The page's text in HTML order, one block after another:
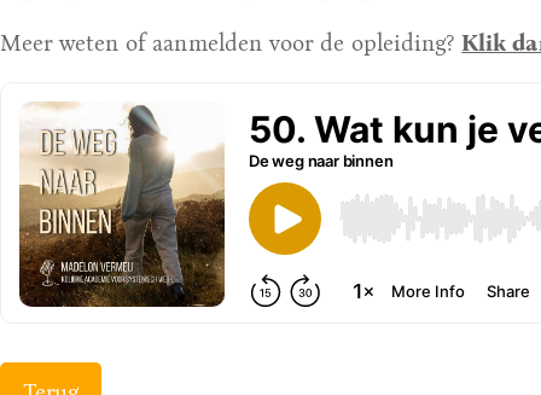
Meer weten of aanmelden voor de opleiding?Klik